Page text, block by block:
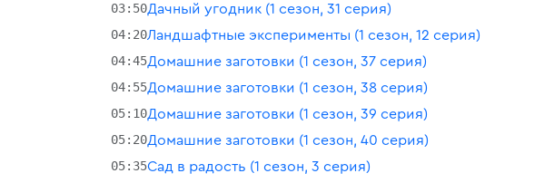
03:50Дачный угодник (1 сезон, 31 серия)
04:20Ландшафтные эксперименты (1 сезон, 12 серия)
04:45Домашние заготовки (1 сезон, 37 серия)
04:55Домашние заготовки (1 сезон, 38 серия)
05:10Домашние заготовки (1 сезон, 39 серия)
05:20Домашние заготовки (1 сезон, 40 серия)
05:35Сад в радость (1 сезон, 3 серия)